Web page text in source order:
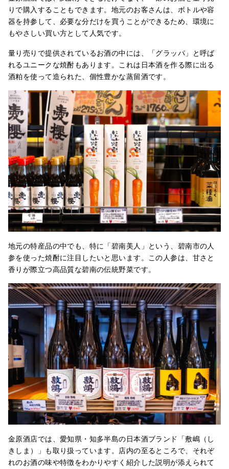
りで購入することもできます。地元のお客さんは、ボトルや容
器を持参して、必要な分だけを買うことができるため、環境に
もやさしい買い方として人気です。
量り売りで提供されているお酒の中には、「グラッパ」と呼ば
れるユニークな焼酎もあります。これは日本酒を作る際に出る
酒粕を使って造られた、個性豊かな蒸留酒です。
地元の特産品の中でも、特に「碧南美人」という、碧南市の人
参を使った焼酎に注目したいと思います。この人参は、甘さと
香りが際立つ高品質な碧南の伝統野菜です。
金原酒店では、愛知県・知多半島の日本酒ブランド「敷嶋（し
きしま）」も取り扱っています。店内の至るところで、それぞ
れのお酒の味や特徴をわかりやすく紹介した説明が添えられて